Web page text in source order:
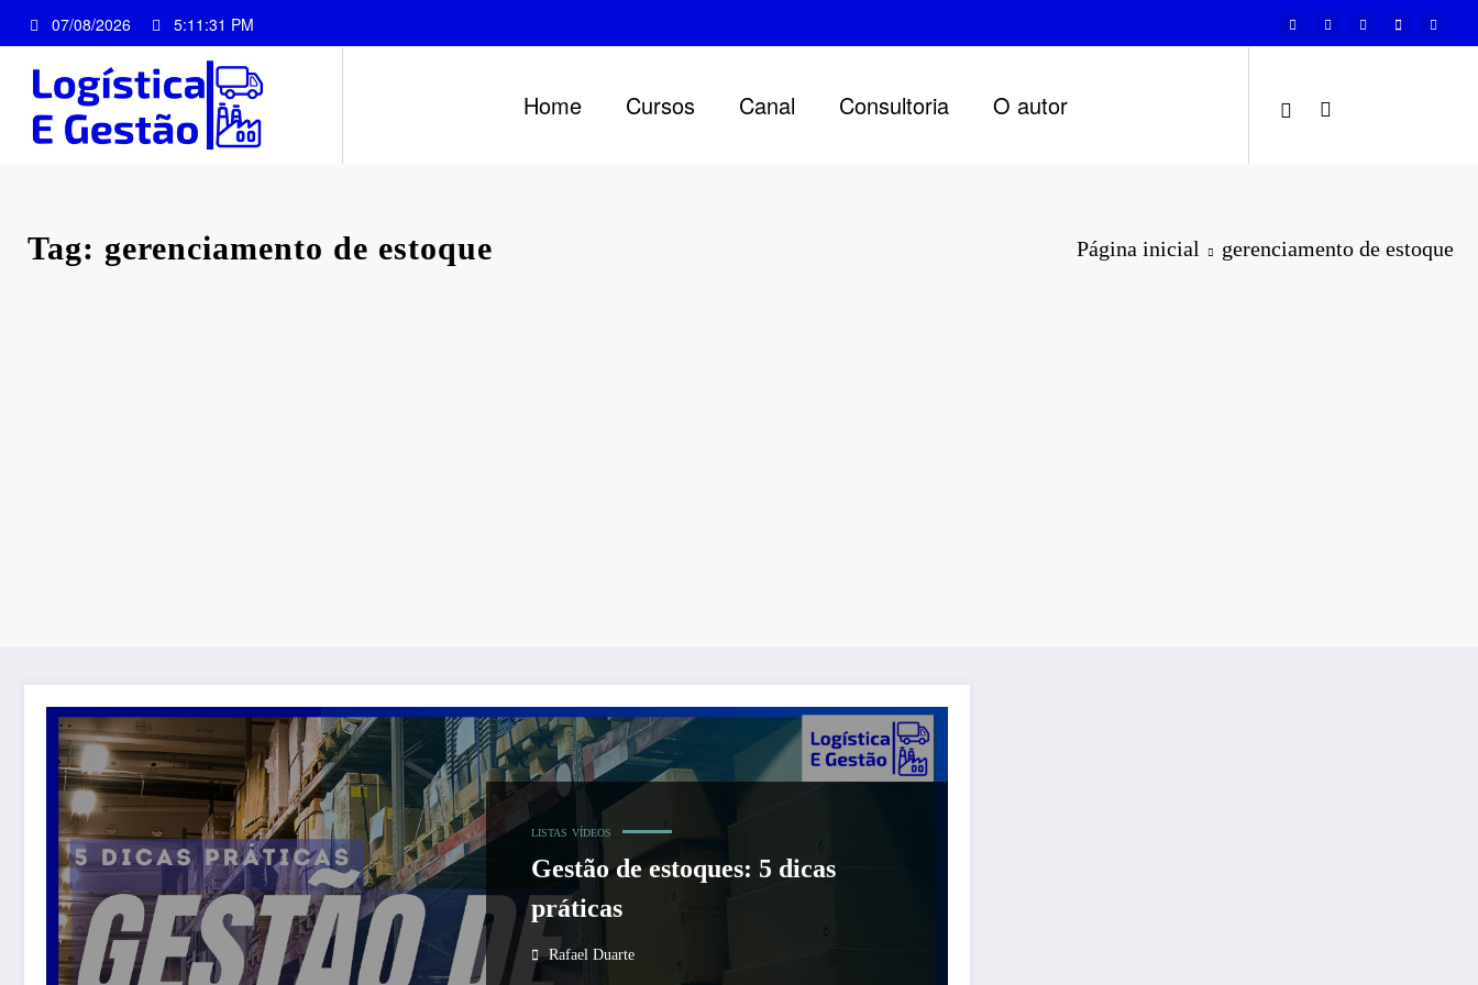
para
conteúdo
07/08/2026 5:11:32 PM
Home Cursos Canal Consultoria O autor
Tag: gerenciamento de estoque Página inicial gerenciamento de estoque
LISTAS VÍDEOS
Gestão de estoques: 5 dicas
práticas
Rafael Duarte